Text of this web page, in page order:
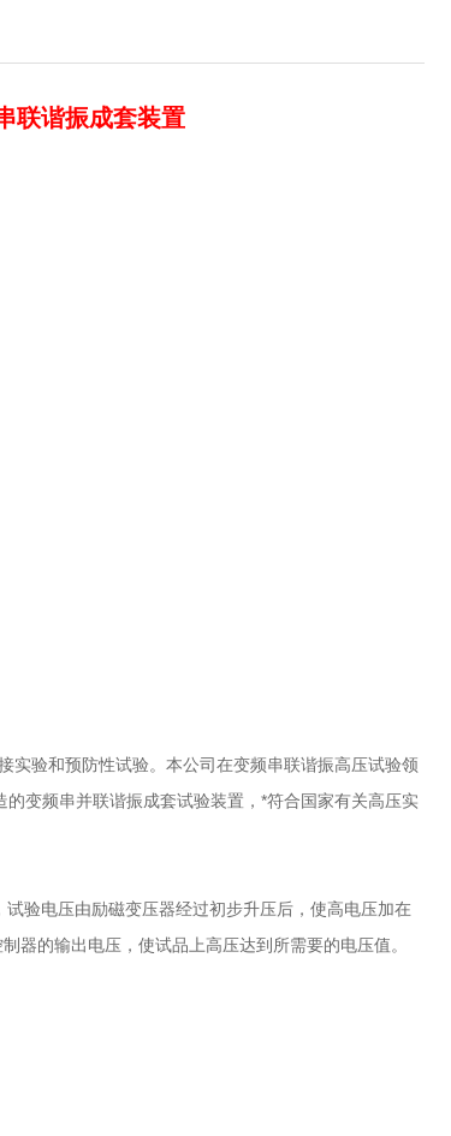
联谐振成套装置
实验和预防性试验。本公司在变频串联谐振高压试验领
变频串并联谐振成套试验装置，*符合国家有关高压实
验电压由励磁变压器经过初步升压后，使高电压加在
器的输出电压，使试品上高压达到所需要的电压值。